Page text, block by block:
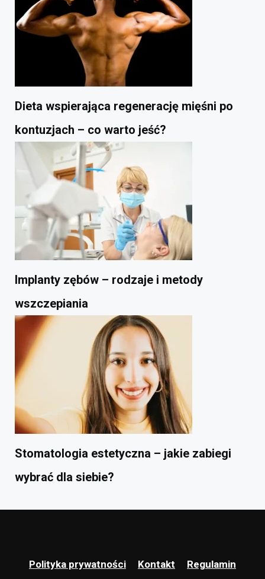
Dieta wspierająca regenerację mięśni po
kontuzjach – co warto jeść?
Implanty zębów – rodzaje i metody
wszczepiania
Stomatologia estetyczna – jakie zabiegi
wybrać dla siebie?
Polityka prywatności Kontakt Regulamin